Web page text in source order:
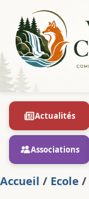
Actualités
Associations
Accueil / Ecole /